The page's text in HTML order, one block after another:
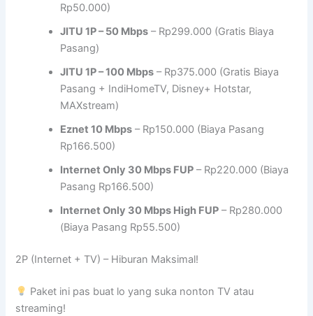
Rp50.000)
JITU 1P – 50 Mbps – Rp299.000 (Gratis Biaya
Pasang)
JITU 1P – 100 Mbps – Rp375.000 (Gratis Biaya
Pasang + IndiHomeTV, Disney+ Hotstar,
MAXstream)
Eznet 10 Mbps – Rp150.000 (Biaya Pasang
Rp166.500)
Internet Only 30 Mbps FUP – Rp220.000 (Biaya
Pasang Rp166.500)
Internet Only 30 Mbps High FUP – Rp280.000
(Biaya Pasang Rp55.500)
2P (Internet + TV) – Hiburan Maksimal!
Paket ini pas buat lo yang suka nonton TV atau
streaming!